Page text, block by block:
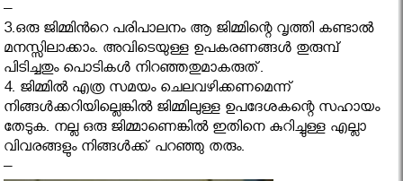
–
3.ഒരു ജിമ്മിൻറെ പരിപാലനം ആ ജിമ്മിന്റെ വൃത്തി കണ്ടാൽ
മനസ്സിലാക്കാം. അവിടെയുള്ള ഉപകരണങ്ങൾ തുരുമ്പ്
പിടിച്ചതും പൊടികൾ നിറഞ്ഞതുമാകരുത്.
4. ജിമ്മിൽ എത്ര സമയം ചെലവഴിക്കണമെന്ന്
നിങ്ങൾക്കറിയില്ലെങ്കിൽ ജിമ്മിലുള്ള ഉപദേശകന്റെ സഹായം
തേടുക. നല്ല ഒരു ജിമ്മാണെങ്കിൽ ഇതിനെ കുറിച്ചുള്ള എല്ലാ
വിവരങ്ങളും നിങ്ങൾക്ക് പറഞ്ഞു തരും.
–